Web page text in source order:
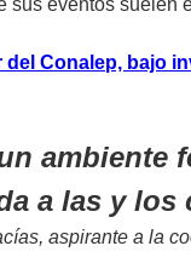
del Conalep, bajo
ambiente
a las y
aspirante a la